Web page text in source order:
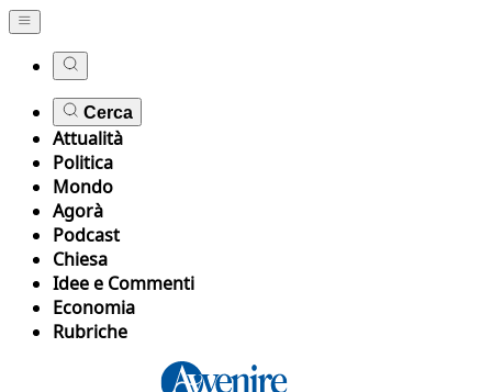
Cerca
Attualità
Politica
Mondo
Agorà
Podcast
Chiesa
Idee e Commenti
Economia
Rubriche